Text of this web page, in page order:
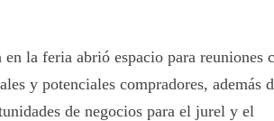
en la feria abrió espacio para reuniones
y potenciales compradores, además
de negocios para el jurel y el